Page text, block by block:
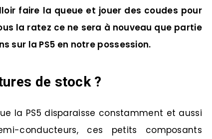
faire la queue et jouer des coudes pour
la ratez ce ne sera à nouveau que partie
sur la PS5 en notre possession.
de stock ?
la PS5 disparaisse constamment et aussi
conducteurs, ces petits composants